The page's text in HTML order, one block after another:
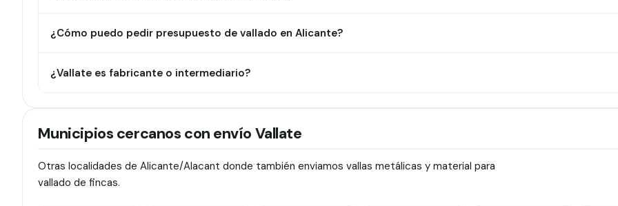
¿Cómo puedo pedir presupuesto de vallado en Alicante?
¿Vallate es fabricante o intermediario?
Municipios cercanos con envío Vallate
Otras localidades de Alicante/Alacant donde también enviamos vallas metálicas y material para
vallado de fincas.